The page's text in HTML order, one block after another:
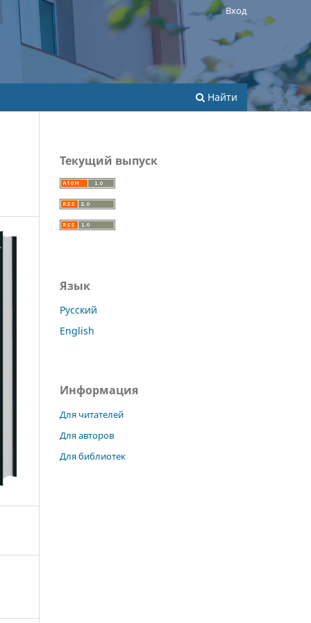
Найти
Вход
Текущий выпуск
Язык
Русский
English
Информация
Для читателей
Для авторов
Для библиотек